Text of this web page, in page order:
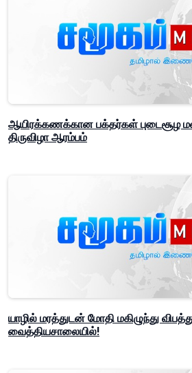
ஆயிரக்கணக்கான பக்தர்கள் புடைசூழ
திருவிழா ஆரம்பம்
யாழில் மரத்துடன் மோதி மகிழுந்து
வைத்தியசாலையில்!